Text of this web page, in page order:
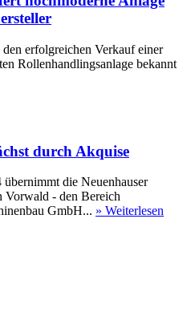
erfolgreichen Verkauf einer
Rollenhandlingsanlage bekannt
durch Akquise
die Neuenhauser
Vorwald - den Bereich
GmbH... » Weiterlesen